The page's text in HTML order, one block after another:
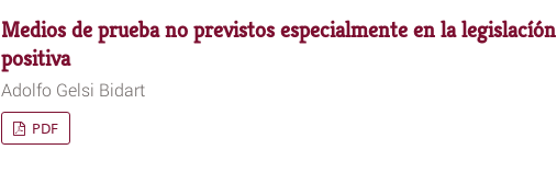
Medios de prueba no previstos especialmente en la legislacíón
positiva
Adolfo Gelsi Bidart
PDF